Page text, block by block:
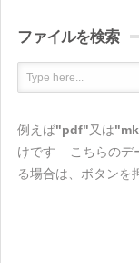
ファイルを検索
例えば"pdf"又は
けです – こちらのデ
る場合は、ボタンを